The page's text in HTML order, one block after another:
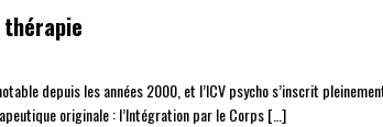
depuis les années 2000, et l’ICV psycho s’inscrit
originale : l’Intégration par le Corps[…]